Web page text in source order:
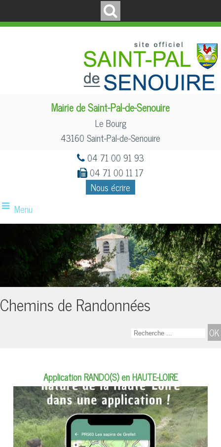
Mairie de Saint-Pal-de-Senouire
Le Bourg
43160 Saint-Pal-de-Senouire
04 71 00 91 93
04 71 00 11 17
Nous écrire
Menu
Chemins de Randonnées
Application RANDO(S) en HAUTE-LOIRE